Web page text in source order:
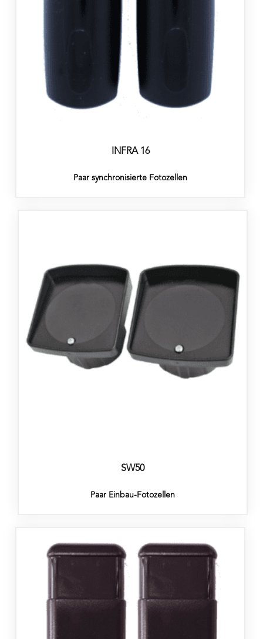
INFRA 16
Paar synchronisierte Fotozellen
SW50
Paar Einbau-Fotozellen